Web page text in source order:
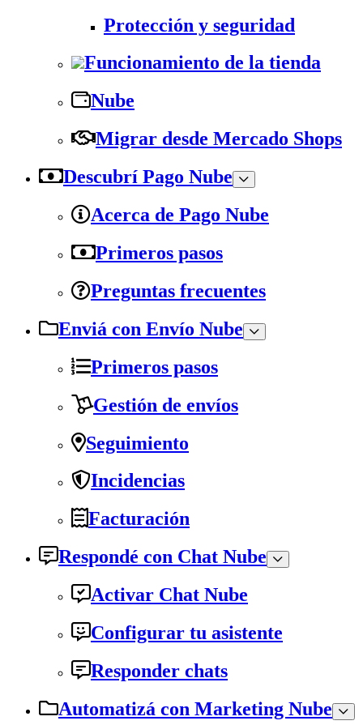
Protección y seguridad
Funcionamiento de la tienda
Nube
Migrar desde Mercado Shops
Descubrí Pago Nube
Acerca de Pago Nube
Primeros pasos
Preguntas frecuentes
Enviá con Envío Nube
Primeros pasos
Gestión de envíos
Seguimiento
Incidencias
Facturación
Respondé con Chat Nube
Activar Chat Nube
Configurar tu asistente
Responder chats
Automatizá con Marketing Nube